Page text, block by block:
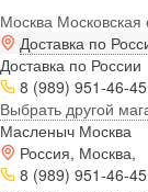
Москва Московская
Доставка по
Доставка по России
8 (989) 951-46-45
Выбрать другой
Масленыч Москва
Россия, Москва,
8 (989) 951-46-45